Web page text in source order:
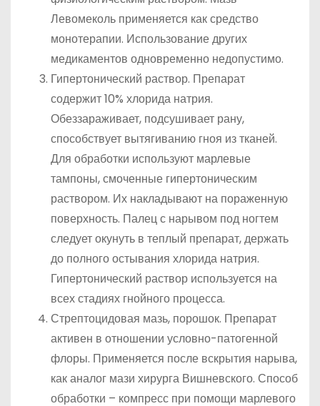
Левомеколь применяется как средство
монотерапии. Использование других
медикаментов одновременно недопустимо.
Гипертонический раствор. Препарат
содержит 10% хлорида натрия.
Обеззараживает, подсушивает рану,
способствует вытягиванию гноя из тканей.
Для обработки используют марлевые
тампоны, смоченные гипертоническим
раствором. Их накладывают на пораженную
поверхность. Палец с нарывом под ногтем
следует окунуть в теплый препарат, держать
до полного остывания хлорида натрия.
Гипертонический раствор используется на
всех стадиях гнойного процесса.
Стрептоцидовая мазь, порошок. Препарат
активен в отношении условно-патогенной
флоры. Применяется после вскрытия нарыва,
как аналог мази хирурга Вишневского. Способ
обработки – компресс при помощи марлевого